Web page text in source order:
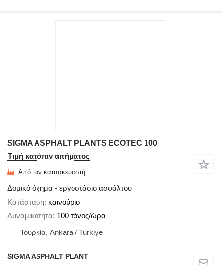
SIGMA ASPHALT PLANTS ECOTEC 100
Τιμή κατόπιν αιτήματος
Από τον κατασκευαστή
Δομικό όχημα - εργοστάσιο ασφάλτου
Κατάσταση καινούριο
Δυναμικότητα 100 τόνος/ώρα
Τουρκία, Ankara / Turkiye
SIGMA ASPHALT PLANT